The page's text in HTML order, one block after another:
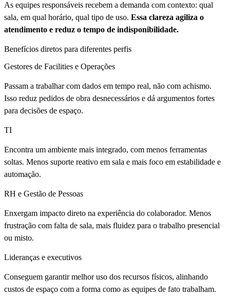
As equipes responsáveis recebem a demanda com contexto: qual
sala, em qual horário, qual tipo de uso. Essa clareza agiliza o
atendimento e reduz o tempo de indisponibilidade.
Benefícios diretos para diferentes perfis
Gestores de Facilities e Operações
Passam a trabalhar com dados em tempo real, não com achismo.
Isso reduz pedidos de obra desnecessários e dá argumentos fortes
para decisões de espaço.
TI
Encontra um ambiente mais integrado, com menos ferramentas
soltas. Menos suporte reativo em sala e mais foco em estabilidade e
automação.
RH e Gestão de Pessoas
Enxergam impacto direto na experiência do colaborador. Menos
frustração com falta de sala, mais fluidez para o trabalho presencial
ou misto.
Lideranças e executivos
Conseguem garantir melhor uso dos recursos físicos, alinhando
custos de espaço com a forma como as equipes de fato trabalham.